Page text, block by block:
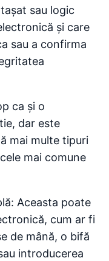
sau logic
și care
sau a confirma
ca și o
dar este
mai multe tipuri
mai comune
Aceasta poate
cum ar fi
de mână, o bifă
introducerea